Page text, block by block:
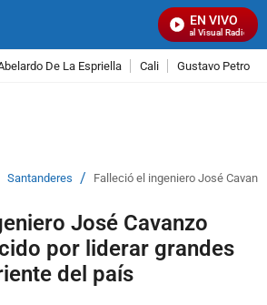
EN VIVO
Señal Visual Radio
De La Espriella Cali Gustavo Petro
Santanderes / Falleció el ingeniero José
José Cavanzo
por liderar grandes
del país